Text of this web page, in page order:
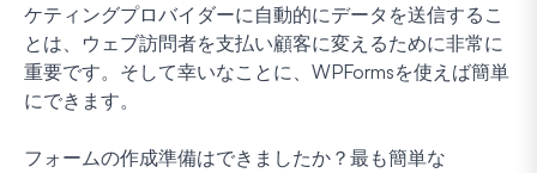
ケティングプロバイダーに自動的にデータを送信するこ
とは、ウェブ訪問者を支払い顧客に変えるために非常に
重要です。そして幸いなことに、WPFormsを使えば簡単
にできます。
フォームの作成準備はできましたか？最も簡単な